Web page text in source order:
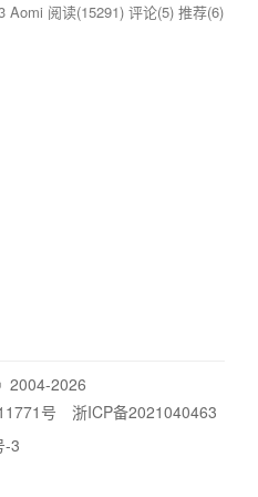
Aomi 阅读(15291) 评论(5) 推荐(6)
2004-2026
号
浙ICP备2021040463
-3